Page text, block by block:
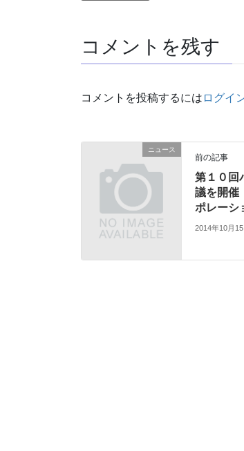
コメントを残す
コメントを投稿するには ログイ
ニュース
前の記事
第１０回
議を開
ポレーシ
2014年10月15